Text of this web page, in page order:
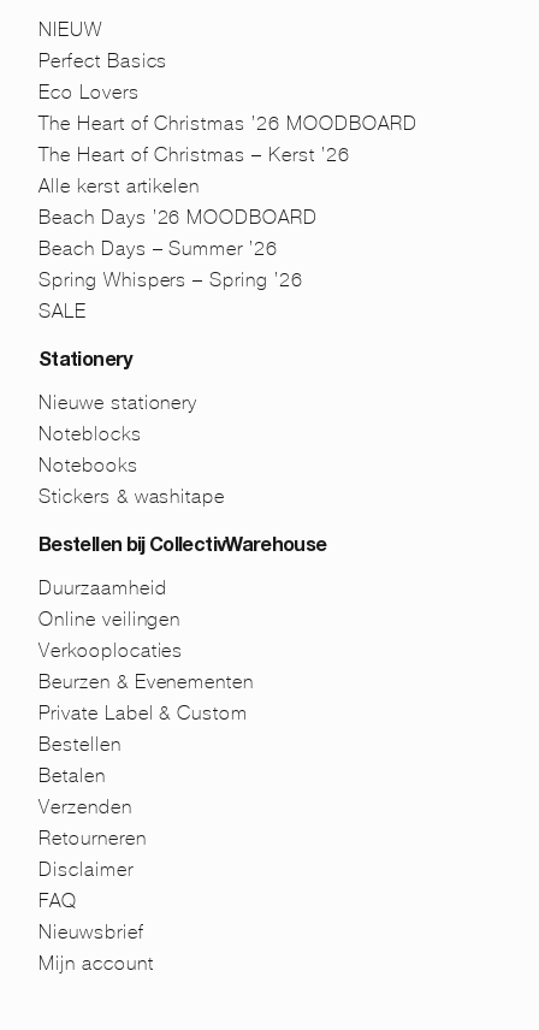
NIEUW
Perfect Basics
Eco Lovers
The Heart of Christmas ’26 MOODBOARD
The Heart of Christmas – Kerst ’26
Alle kerst artikelen
Beach Days ’26 MOODBOARD
Beach Days – Summer ’26
Spring Whispers – Spring ’26
SALE
Stationery
Nieuwe stationery
Noteblocks
Notebooks
Stickers & washitape
Bestellen bij CollectivWarehouse
Duurzaamheid
Online veilingen
Verkooplocaties
Beurzen & Evenementen
Private Label & Custom
Bestellen
Betalen
Verzenden
Retourneren
Disclaimer
FAQ
Nieuwsbrief
Mijn account